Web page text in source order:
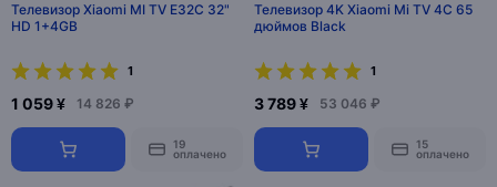
Телевизор Xiaomi MI TV E32C 32"
HD 1+4GB
1
1 059 ¥ 14 826 ₽
19
оплачено
Телевизор 4K Xiaomi Mi TV 4C 65
дюймов Black
1
3 789 ¥ 53 046 ₽
15
оплачено